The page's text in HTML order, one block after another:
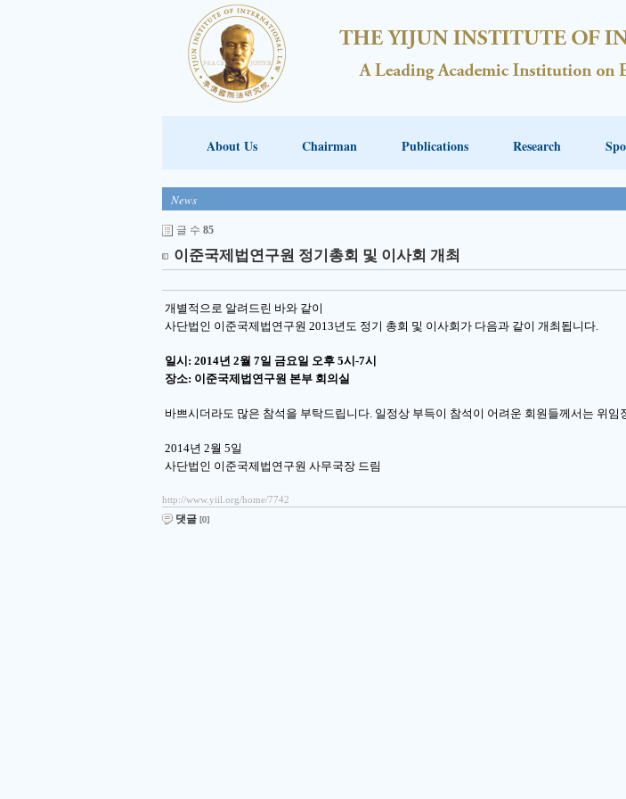
About Us Chairman Publications Research
News
글 수 85
이준국제법연구원 정기총회 및 이사회 개최
개별적으로 알려드린 바와 같이
사단법인 이준국제법연구원 2013년도 정기 총회 및 이사회가 다음과 같이 개최됩니다.
일시: 2014년 2월 7일 금요일 오후 5시-7시
장소: 이준국제법연구원 본부 회의실
바쁘시더라도 많은 참석을 부탁드립니다. 일정상 부득이 참석이 어려운 회원들께서는 위
2014년 2월 5일
사단법인 이준국제법연구원 사무국장 드림
http://www.yiil.org/home/7742
댓글 [0]